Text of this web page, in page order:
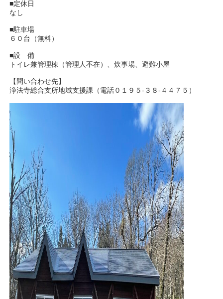
■定休日
なし
■駐車場
６０台（無料）
■設 備
トイレ兼管理棟（管理人不在）、炊事場、避難小屋
【問い合わせ先】
浄法寺総合支所地域支援課（電話０１９５-３８-４４７５）